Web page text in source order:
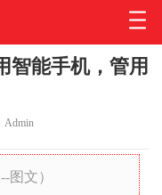
智能手机，管用
Admin
图文）